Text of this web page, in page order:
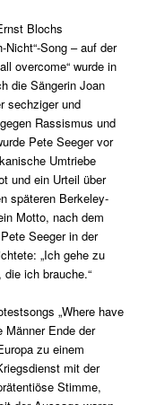
Blochs
Nicht“-Song – auf der
overcome“ wurde in
die Sängerin Joan
sechziger und
Rassismus und
Pete Seeger vor
Umtriebe
und ein Urteil über
späteren Berkeley-
Motto, nach dem
Seeger in der
„Ich gehe zu
ich brauche.“
„Where have
Männer Ende der
zu einem
mit der
Stimme,